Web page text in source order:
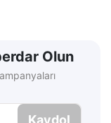
Olun
Kaydol